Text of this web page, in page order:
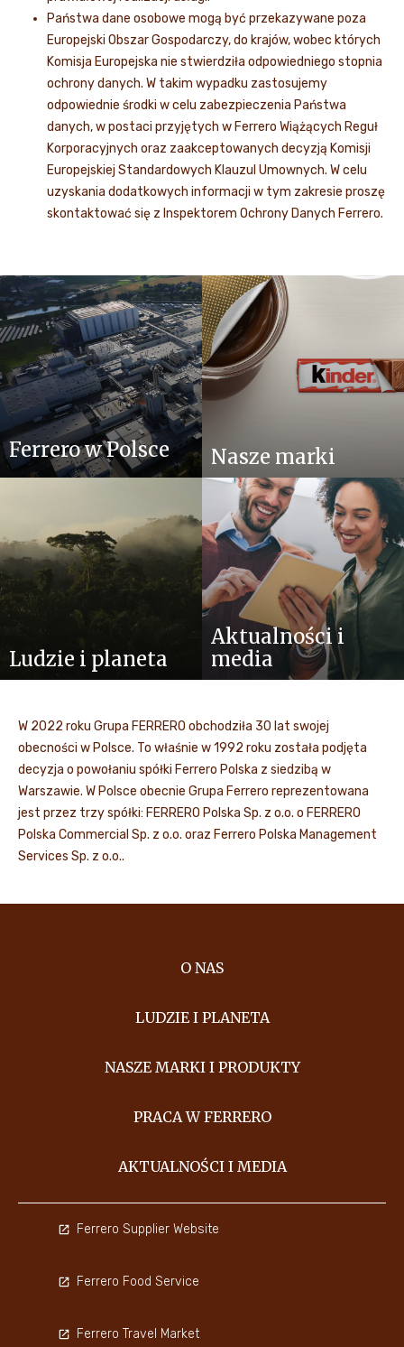
Państwa dane osobowe mogą być przekazywane poza
Europejski Obszar Gospodarczy, do krajów, wobec których
Komisja Europejska nie stwierdziła odpowiedniego stopnia
ochrony danych. W takim wypadku zastosujemy
odpowiednie środki w celu zabezpieczenia Państwa
danych, w postaci przyjętych w Ferrero Wiążących Reguł
Korporacyjnych oraz zaakceptowanych decyzją Komisji
Europejskiej Standardowych Klauzul Umownych. W celu
uzyskania dodatkowych informacji w tym zakresie proszę
skontaktować się z Inspektorem Ochrony Danych Ferrero.
Ferrero w Polsce Nasze marki
Ludzie i planeta
Aktualności i
media
W 2022 roku Grupa FERRERO obchodziła 30 lat swojej
obecności w Polsce. To właśnie w 1992 roku została podjęta
decyzja o powołaniu spółki Ferrero Polska z siedzibą w
Warszawie. W Polsce obecnie Grupa Ferrero reprezentowana
jest przez trzy spółki: FERRERO Polska Sp. z o.o. o FERRERO
Polska Commercial Sp. z o.o. oraz Ferrero Polska Management
Services Sp. z o.o..
O NAS
LUDZIE I PLANETA
NASZE MARKI I PRODUKTY
PRACA W FERRERO
AKTUALNOŚCI I MEDIA
Ferrero Supplier Website
Ferrero Food Service
Ferrero Travel Market